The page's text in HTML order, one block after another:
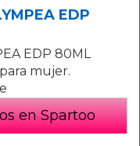
EDP
EDP 80ML
mujer.
en Spartoo